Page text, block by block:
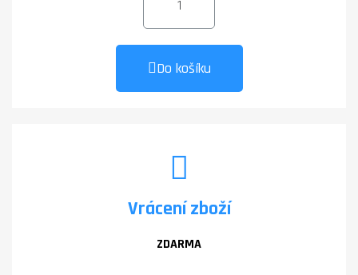
Do košíku
Vrácení zboží
ZDARMA